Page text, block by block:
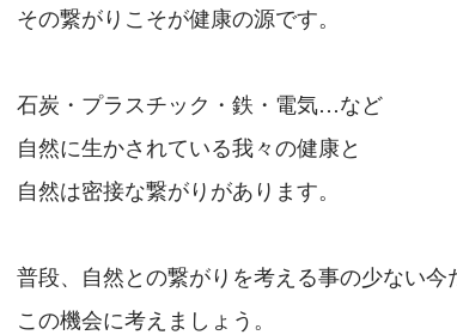
その繋がりこそが健康の源です。
石炭・プラスチック・鉄・電気…など
自然に生かされている我々の健康と
自然は密接な繋がりがあります。
普段、自然との繋がりを考える事の少ない今
この機会に考えましょう。